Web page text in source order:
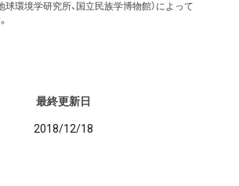
球環境学研究所、国立民族学博物館）によって
最終更新日
2018/12/18